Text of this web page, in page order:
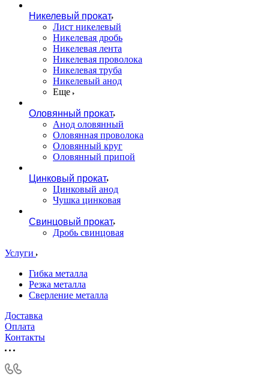
Никелевый прокат
Лист никелевый
Никелевая дробь
Никелевая лента
Никелевая проволока
Никелевая труба
Никелевый анод
Еще
Оловянный прокат
Анод оловянный
Оловянная проволока
Оловянный круг
Оловянный припой
Цинковый прокат
Цинковый анод
Чушка цинковая
Свинцовый прокат
Дробь свинцовая
Услуги
Гибка металла
Резка металла
Сверление металла
Доставка
Оплата
Контакты